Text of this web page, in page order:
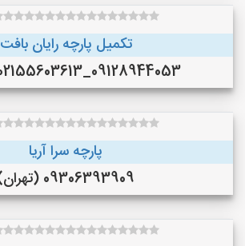
تکمیل پارچه رایان بافت
09128944053_02155603613 (تهران)
پارچه سرا آریا
09306393909 (تهران)